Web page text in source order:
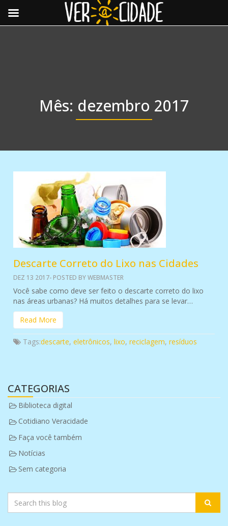
Mês: dezembro 2017
Descarte Correto do Lixo nas Cidades
DEZ 13 2017- POSTED BY WEBMASTER
Você sabe como deve ser feito o descarte correto do lixo
nas áreas urbanas? Há muitos detalhes para se levar…
Read More
Tags:descarte, eletrônicos, lixo, reciclagem, resíduos
CATEGORIAS
Biblioteca digital
Cotidiano Veracidade
Faça você também
Notícias
Sem categoria